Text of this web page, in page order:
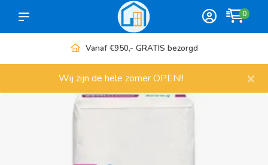
0
Vanaf €950,- GRATIS bezorgd
Wij zijn de hele zomer OPEN!! ×